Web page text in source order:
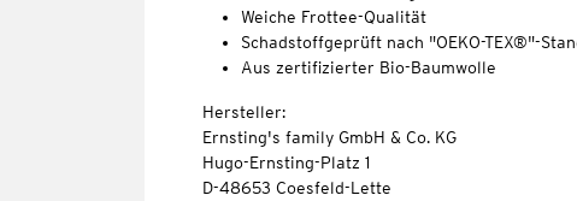
Weiche Frottee-Qualität
Schadstoffgeprüft nach "OEKO-TEX®"-
Aus zertifizierter Bio-Baumwolle
Hersteller:
Ernsting's family GmbH & Co. KG
Hugo-Ernsting-Platz 1
D-48653 Coesfeld-Lette